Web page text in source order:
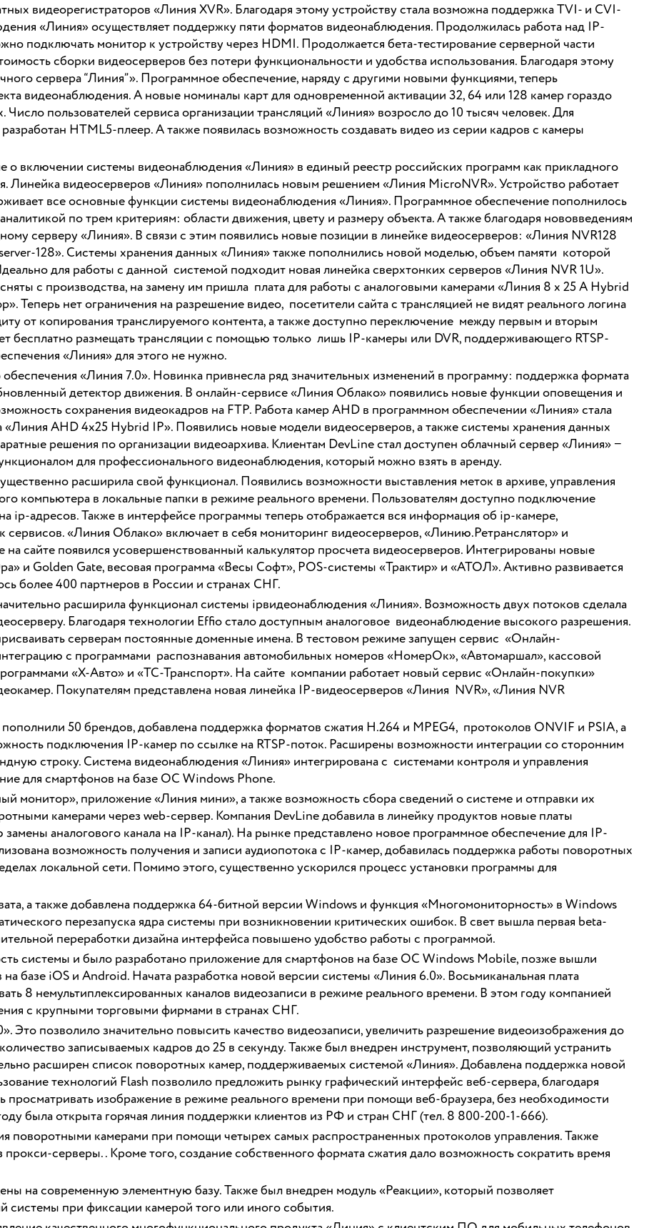
видеорегистраторов «Линия XVR». Благодаря этому устройству стала возможна поддержка TVI- и CVI-
«Линия» осуществляет поддержку пяти форматов видеонаблюдения. Продолжилась работа над IP-
подключать монитор к устройству через HDMI. Продолжается бета-тестирование серверной части
сборки видеосерверов без потери функциональности и удобства использования. Благодаря этому
сервера “Линия”». Программное обеспечение, наряду с другими новыми функциями, теперь
видеонаблюдения. А новые номиналы карт для одновременной активации 32, 64 или 128 камер гораздо
пользователей сервиса организации трансляций «Линия» возросло до 10 тысяч человек. Для
HTML5-плеер. А также появилась возможность создавать видео из серии кадров с камеры
включении системы видеонаблюдения «Линия» в единый реестр российских программ как прикладного
Линейка видеосерверов «Линия» пополнилась новым решением «Линия MicroNVR». Устройство работает
все основные функции системы видеонаблюдения «Линия». Программное обеспечение пополнилось
по трем критериям: области движения, цвету и размеру объекта. А также благодаря нововведениям
серверу «Линия». В связи с этим появились новые позиции в линейке видеосерверов: «Линия NVR128
128». Системы хранения данных «Линия» также пополнились новой моделью, объем памяти которой
для работы с данной системой подходит новая линейка сверхтонких серверов «Линия NVR 1U».
с производства, на замену им пришла плата для работы с аналоговыми камерами «Линия 8 х 25 А Hybrid
Теперь нет ограничения на разрешение видео, посетители сайта с трансляцией не видят реального логина
от копирования транслируемого контента, а также доступно переключение между первым и вторым
бесплатно размещать трансляции с помощью только лишь IP-камеры или DVR, поддерживающего RTSP-
«Линия» для этого не нужно.
«Линия 7.0». Новинка привнесла ряд значительных изменений в программу: поддержка формата
детектор движения. В онлайн-сервисе «Линия Облако» появились новые функции оповещения и
сохранения видеокадров на FTP. Работа камер AHD в программном обеспечении «Линия» стала
«Линия AHD 4х25 Hybrid IP». Появились новые модели видеосерверов, а также системы хранения данных
решения по организации видеоархива. Клиентам DevLine стал доступен облачный сервер «Линия» −
для профессионального видеонаблюдения, который можно взять в аренду.
расширила свой функционал. Появились возможности выставления меток в архиве, управления
компьютера в локальные папки в режиме реального времени. Пользователям доступно подключение
ip-адресов. Также в интерфейсе программы теперь отображается вся информация об ip-камере,
сервисов. «Линия Облако» включает в себя мониторинг видеосерверов, «Линию.Ретранслятор» и
сайте появился усовершенствованный калькулятор просчета видеосерверов. Интегрированы новые
и Golden Gate, весовая программа «Весы Софт», POS-системы «Трактир» и «АТОЛ». Активно развивается
более 400 партнеров в России и странах СНГ.
расширила функционал системы ipвидеонаблюдения «Линия». Возможность двух потоков сделала
Благодаря технологии Effio стало доступным аналоговое видеонаблюдение высокого разрешения.
серверам постоянные доменные имена. В тестовом режиме запущен сервис «Онлайн-
с программами распознавания автомобильных номеров «НомерОк», «Автомаршал», кассовой
«Х-Авто» и «ТС-Транспорт». На сайте компании работает новый сервис «Онлайн-покупки»
Покупателям представлена новая линейка IP-видеосерверов «Линия NVR», «Линия NVR
50 брендов, добавлена поддержка форматов сжатия H.264 и MPEG4, протоколов ONVIF и PSIA, а
подключения IP-камер по ссылке на RTSP-поток. Расширены возможности интеграции со сторонним
строку. Система видеонаблюдения «Линия» интегрирована с системами контроля и управления
для смартфонов на базе ОС Windows Phone.
монитор», приложение «Линия мини», а также возможность сбора сведений о системе и отправки их
камерами через web-сервер. Компания DevLine добавила в линейку продуктов новые платы
аналогового канала на IP-канал). На рынке представлено новое программное обеспечение для IP-
возможность получения и записи аудиопотока с IP-камер, добавилась поддержка работы поворотных
локальной сети. Помимо этого, существенно ускорился процесс установки программы для
а также добавлена поддержка 64-битной версии Windows и функция «Многомониторность» в Windows
перезапуска ядра системы при возникновении критических ошибок. В свет вышла первая beta-
переработки дизайна интерфейса повышено удобство работы с программой.
системы и было разработано приложение для смартфонов на базе ОС Windows Mobile, позже вышли
базе iOS и Android. Начата разработка новой версии системы «Линия 6.0». Восьмиканальная плата
8 немультиплексированных каналов видеозаписи в режиме реального времени. В этом году компанией
с крупными торговыми фирмами в странах СНГ.
Это позволило значительно повысить качество видеозаписи, увеличить разрешение видеоизображения до
записываемых кадров до 25 в секунду. Также был внедрен инструмент, позволяющий устранить
расширен список поворотных камер, поддерживаемых системой «Линия». Добавлена поддержка новой
технологий Flash позволило предложить рынку графический интерфейс веб-сервера, благодаря
просматривать изображение в режиме реального времени при помощи веб-браузера, без необходимости
была открыта горячая линия поддержки клиентов из РФ и стран СНГ (тел. 8 800-200-1-666).
поворотными камерами при помощи четырех самых распространенных протоколов управления. Также
серверы.. Кроме того, создание собственного формата сжатия дало возможность сократить время
на современную элементную базу. Также был внедрен модуль «Реакции», который позволяет
системы при фиксации камерой того или иного события.